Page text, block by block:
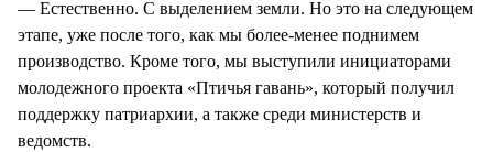
— Естественно. С выделением земли. Но это на следующем
этапе, уже после того, как мы более-менее поднимем
производство. Кроме того, мы выступили инициаторами
молодежного проекта «Птичья гавань», который получил
поддержку патриархии, а также среди министерств и
ведомств.